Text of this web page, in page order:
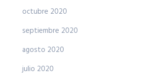
octubre 2020
septiembre 2020
agosto 2020
julio 2020